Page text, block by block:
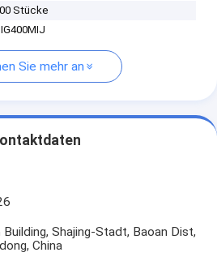
Stücke
Sie mehr an
Shajing-Stadt, Baoan Dist,
China